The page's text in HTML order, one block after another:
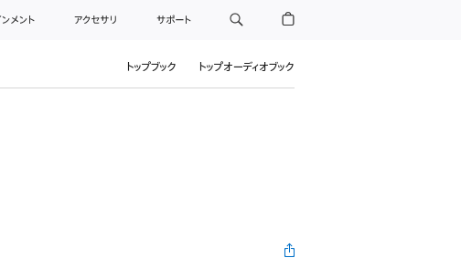
メント アクセサリ サポート
トップブック トップオーディオブック